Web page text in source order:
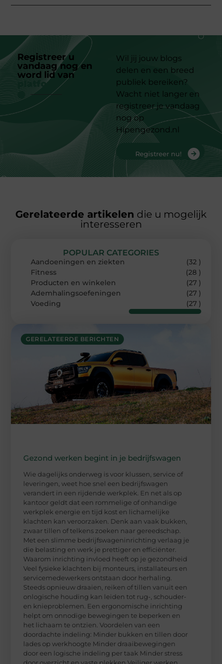
Registreer u
vandaag nog en
word lid van
platform
Wil jij jouw blogs
delen en een breed
publiek bereiken?
Wacht niet langer en
registreer je vandaag
nog op
Hipengezond.nl
Registreer nu!
Gerelateerde artikelen die u mogelijk
interesseren
GERELATEERDE BERICHTEN
Gezond werken begint in je bedrijfswagen
Wie dagelijks onderweg is voor klussen, service of
leveringen, weet hoe snel een bedrijfswagen
verandert in een rijdende werkplek. En net als op
kantoor geldt dat een rommelige of onhandige
werkplek energie en tijd kost en lichamelijke
klachten kan veroorzaken. Denk aan vaak bukken,
zwaar tillen of telkens zoeken naar gereedschap.
Met een slimme bedrijfswageninrichting verlaag je
die belasting en werk je prettiger en efficiënter.
Waarom inrichting invloed heeft op je gezondheid
Veel fysieke klachten bij monteurs, installateurs en
servicemedewerkers ontstaan door herhaling.
Steeds opnieuw draaien, reiken of tillen vanuit een
onlogische houding kan leiden tot rug-, schouder-
en knieproblemen. Een ergonomische inrichting
helpt om onnodige bewegingen te beperken en
het lichaam te ontzien. Voordelen van een
doordachte indeling: Minder bukken en tillen door
lades op werkhoogte Minder draaibewegingen
door een logische indeling per taak Minder stress
POPULAR CATEGORIES
Aandoeningen en ziekten
(32 )
Fitness
(28 )
Producten en winkelen
(27 )
Ademhalingsoefeningen
(27 )
Voeding
(27 )